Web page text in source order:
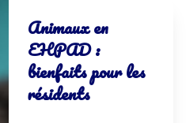
Animaux en
EHPAD :
bienfaits pour les
résidents